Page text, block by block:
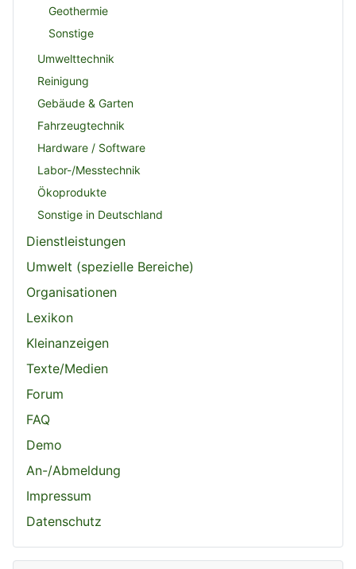
Geothermie
Sonstige
Umwelttechnik
Reinigung
Gebäude & Garten
Fahrzeugtechnik
Hardware / Software
Labor-/Messtechnik
Ökoprodukte
Sonstige in Deutschland
Dienstleistungen
Umwelt (spezielle Bereiche)
Organisationen
Lexikon
Kleinanzeigen
Texte/Medien
Forum
FAQ
Demo
An-/Abmeldung
Impressum
Datenschutz